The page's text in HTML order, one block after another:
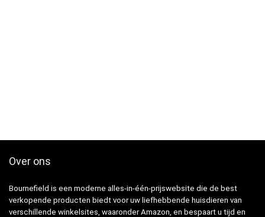
Over ons
Bournefield is een moderne alles-in-één-prijswebsite die de best
verkopende producten biedt voor uw liefhebbende huisdieren van
verschillende winkelsites, waaronder Amazon, en bespaart u tijd en